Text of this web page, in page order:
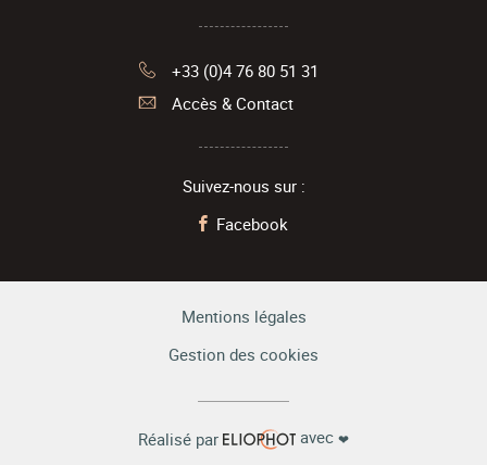
+33 (0)4 76 80 51 31
Accès & Contact
Suivez-nous sur :
Facebook
Mentions légales
Gestion des cookies
Réalisé par avec ❤